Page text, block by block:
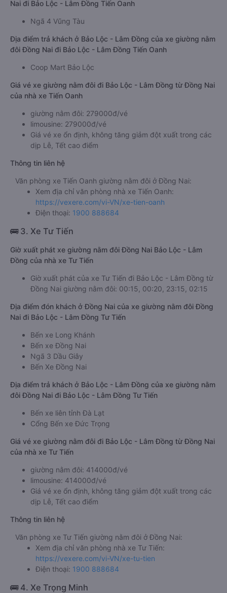
Nai đi Bảo Lộc - Lâm Đồng Tiến Oanh
Ngã 4 Vũng Tàu
Địa điểm trả khách ở Bảo Lộc - Lâm Đồng của xe giường nằm
đôi Đồng Nai đi Bảo Lộc - Lâm Đồng Tiến Oanh
Coop Mart Bảo Lộc
Giá vé xe giường nằm đôi đi Bảo Lộc - Lâm Đồng từ Đồng Nai
của nhà xe Tiến Oanh
giường nằm đôi: 279000đ/vé
limousine: 279000đ/vé
Giá vé xe ổn định, không tăng giảm đột xuất trong các
dịp Lễ, Tết cao điểm
Thông tin liên hệ
Văn phòng xe Tiến Oanh giường nằm đôi ở Đồng Nai:
Xem địa chỉ văn phòng nhà xe Tiến Oanh:
https://vexere.com/vi-VN/xe-tien-oanh
Điện thoại: 1900 888684
🚌 3. Xe Tư Tiến
Giờ xuất phát xe giường nằm đôi Đồng Nai Bảo Lộc - Lâm
Đồng của nhà xe Tư Tiến
Giờ xuất phát của xe Tư Tiến đi Bảo Lộc - Lâm Đồng từ
Đồng Nai giường nằm đôi: 00:15, 00:20, 23:15, 02:15
Địa điểm đón khách ở Đồng Nai của xe giường nằm đôi Đồng
Nai đi Bảo Lộc - Lâm Đồng Tư Tiến
Bến xe Long Khánh
Bến xe Đồng Nai
Ngã 3 Dầu Giây
Bến Xe Đồng Nai
Địa điểm trả khách ở Bảo Lộc - Lâm Đồng của xe giường nằm
đôi Đồng Nai đi Bảo Lộc - Lâm Đồng Tư Tiến
Bến xe liên tỉnh Đà Lạt
Cổng Bến xe Đức Trọng
Giá vé xe giường nằm đôi đi Bảo Lộc - Lâm Đồng từ Đồng Nai
của nhà xe Tư Tiến
giường nằm đôi: 414000đ/vé
limousine: 414000đ/vé
Giá vé xe ổn định, không tăng giảm đột xuất trong các
dịp Lễ, Tết cao điểm
Thông tin liên hệ
Văn phòng xe Tư Tiến giường nằm đôi ở Đồng Nai:
Xem địa chỉ văn phòng nhà xe Tư Tiến:
https://vexere.com/vi-VN/xe-tu-tien
Điện thoại: 1900 888684
🚌 4. Xe Trọng Minh